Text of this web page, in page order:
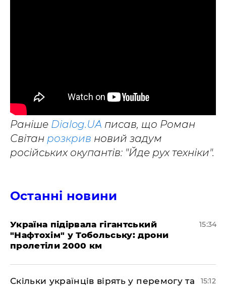
Раніше Dialog.UA писав, що Роман
Світан розкрив новий задум
російських окупантів: "Йде рух техніки".
Останні новини
Україна підірвала гігантський
"Нафтохім" у Тобольську: дрони
пролетіли 2000 км
15:34
Скільки українців вірять у перемогу та
15:12